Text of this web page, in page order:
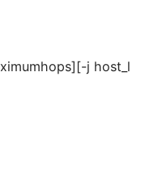
j host_l